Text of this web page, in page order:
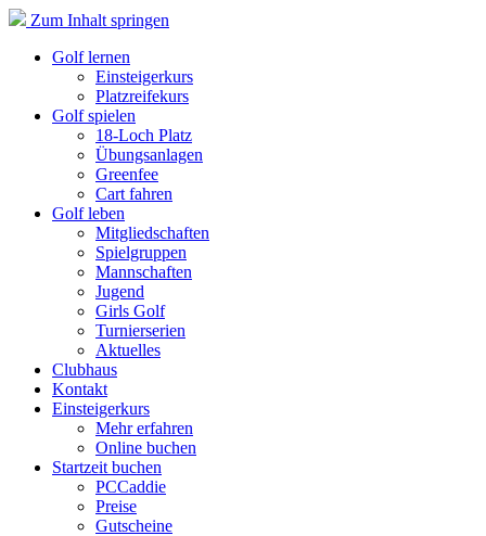
Zum Inhalt springen
Golf lernen
Einsteigerkurs
Platzreifekurs
Golf spielen
18-Loch Platz
Übungsanlagen
Greenfee
Cart fahren
Golf leben
Mitgliedschaften
Spielgruppen
Mannschaften
Jugend
Girls Golf
Turnierserien
Aktuelles
Clubhaus
Kontakt
Einsteigerkurs
Mehr erfahren
Online buchen
Startzeit buchen
PCCaddie
Preise
Gutscheine